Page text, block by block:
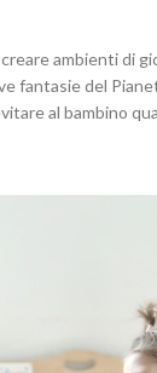
ambienti di
fantasie del
al bambino